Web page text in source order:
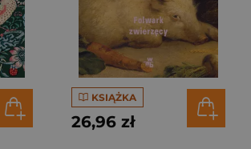
KSIĄŻKA
26,96 zł